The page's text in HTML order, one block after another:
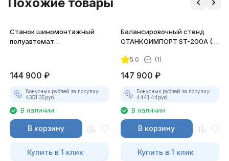
Станок шиномонтажный
полуавтомат
144 900 ₽
Бонусных рублей за покупку:
4351.35руб.
В наличии
В корзину
Купить в 1 клик
Балансировочный стенд
СТАНКОИМПОРТ ST-200A (T)
5.0 (1)
147 900 ₽
Бонусных рублей за покупку:
4441.44руб.
В наличии
В корзину
Купить в 1 клик